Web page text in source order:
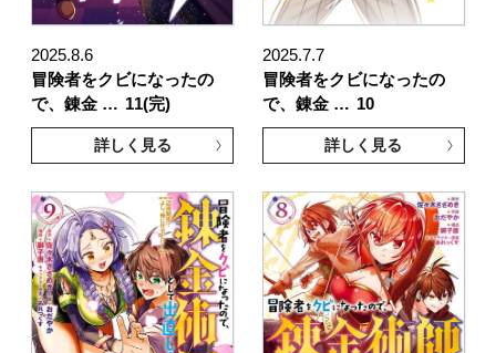
2025.8.6
冒険者をクビになったの
で、錬金 … 11(完)
詳しく見る
2025.7.7
冒険者をクビになったの
で、錬金 … 10
詳しく見る